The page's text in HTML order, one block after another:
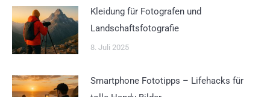
Kleidung für Fotografen und
Landschaftsfotografie
8. Juli 2025
Smartphone Fototipps – Lifehacks für